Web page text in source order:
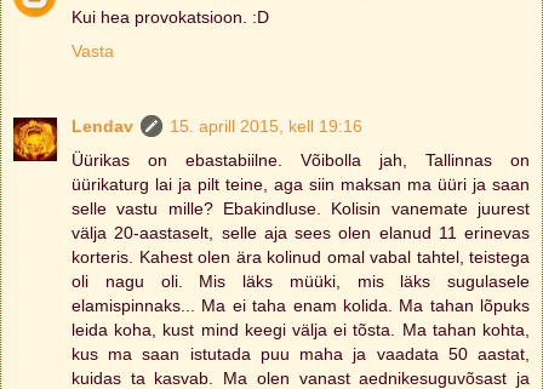
Kui hea provokatsioon. :D
Vasta
Lendav
15. aprill 2015, kell 19:16
Üürikas on ebastabiilne. Võibolla jah, Tallinnas on
üürikaturg lai ja pilt teine, aga siin maksan ma üüri ja saan
selle vastu mille? Ebakindluse. Kolisin vanemate juurest
välja 20-aastaselt, selle aja sees olen elanud 11 erinevas
korteris. Kahest olen ära kolinud omal vabal tahtel, teistega
oli nagu oli. Mis läks müüki, mis läks sugulasele
elamispinnaks... Ma ei taha enam kolida. Ma tahan lõpuks
leida koha, kust mind keegi välja ei tõsta. Ma tahan kohta,
kus ma saan istutada puu maha ja vaadata 50 aastat,
kuidas ta kasvab. Ma olen vanast aednikesuguvõsast ja